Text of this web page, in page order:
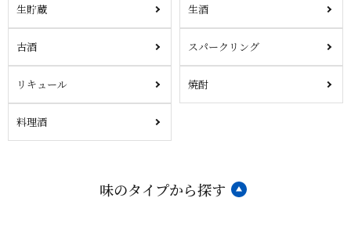
生貯蔵 生酒
古酒 スパークリング
リキュール 焼酎
料理酒
味のタイプから探す